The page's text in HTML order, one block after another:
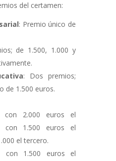
del certamen:
: Premio único de
de 1.500, 1.000 y
: Dos premios;
de 1.500 euros.
con 2.000 euros el
con 1.500 euros el
el tercero.
con 1.500 euros el